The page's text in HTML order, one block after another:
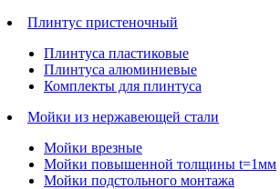
Плинтус пристеночный
Плинтуса пластиковые
Плинтуса алюминиевые
Комплекты для плинтуса
Мойки из нержавеющей стали
Мойки врезные
Мойки повышенной толщины t=1мм
Мойки подстольного монтажа